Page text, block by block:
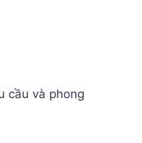
cầu và phong